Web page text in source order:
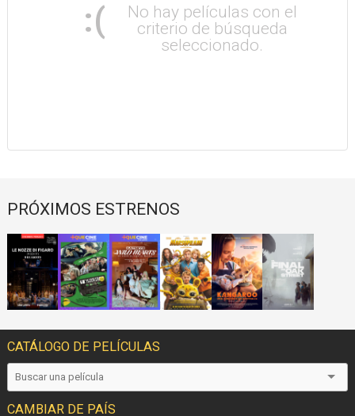
:(
No hay películas con el
criterio de búsqueda
seleccionado.
PRÓXIMOS ESTRENOS
CATÁLOGO DE PELÍCULAS
CAMBIAR DE PAÍS